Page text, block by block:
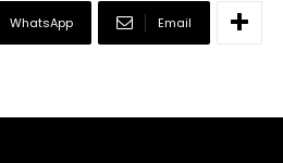
WhatsApp Email